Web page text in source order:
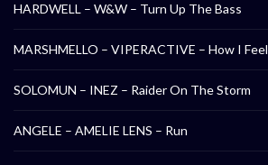
HARDWELL – W&W – Turn Up The Bass
MARSHMELLO – VIPERACTIVE – How I Feel
SOLOMUN – INEZ – Raider On The Storm
ANGELE – AMELIE LENS – Run